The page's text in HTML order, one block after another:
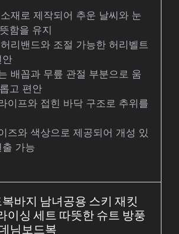
재로 제작되어 추운 날씨와 눈
함을 유지
리밴드와 조절 가능한 허리벨트
안
배꼽과 무릎 관절 부분으로 움
고 편안
이프와 접힌 바닥 구조로 추위를
즈와 색상으로 제공되어 개성 있
가능
복바지 남녀공용 스키 재킷
이싱 세트 따뜻한 슈트 방풍
님보드복